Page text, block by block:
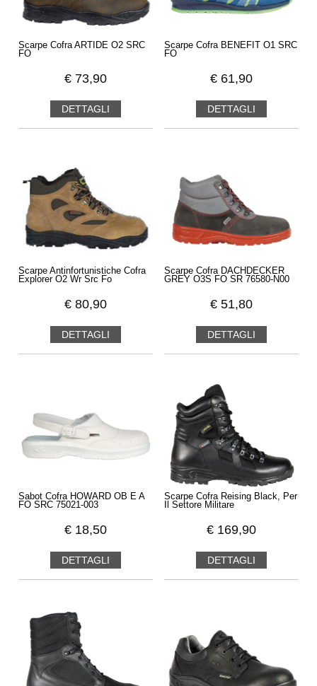
Scarpe Cofra ARTIDE O2 SRC
FO
€ 73,90
DETTAGLI
Scarpe Cofra BENEFIT O1 SRC
FO
€ 61,90
DETTAGLI
Scarpe Antinfortunistiche Cofra
Explorer O2 Wr Src Fo
€ 80,90
DETTAGLI
Scarpe Cofra DACHDECKER
GREY O3S FO SR 76580-N00
€ 51,80
DETTAGLI
Sabot Cofra HOWARD OB E A
FO SRC 75021-003
€ 18,50
DETTAGLI
Scarpe Cofra Reising Black, Per
Il Settore Militare
€ 169,90
DETTAGLI